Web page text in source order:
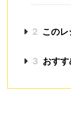
2 この
3 おす